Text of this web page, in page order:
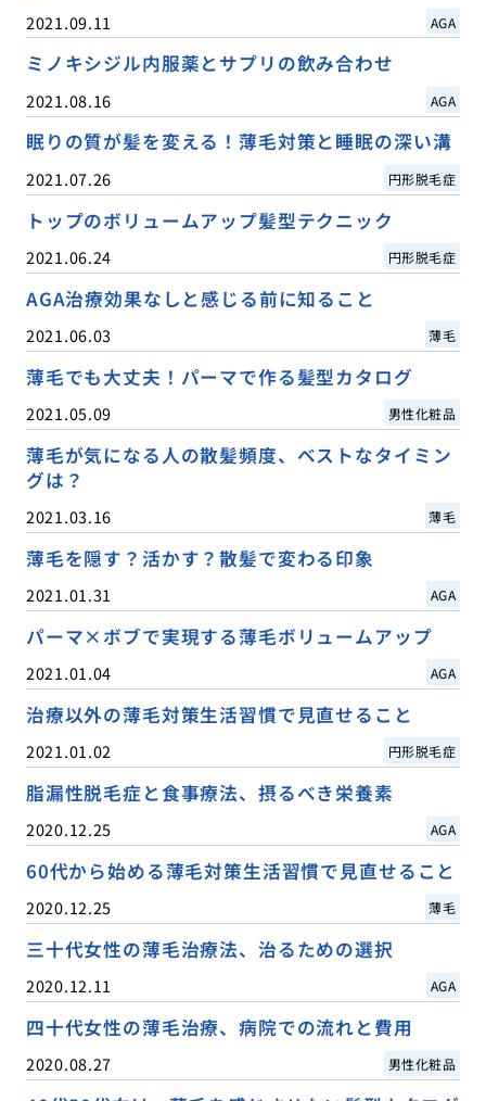
2021.09.11 AGA
ミノキシジル内服薬とサプリの飲み合わせ
2021.08.16 AGA
眠りの質が髪を変える！薄毛対策と睡眠の深い溝
2021.07.26 円形脱毛症
トップのボリュームアップ髪型テクニック
2021.06.24 円形脱毛症
AGA治療効果なしと感じる前に知ること
2021.06.03 薄毛
薄毛でも大丈夫！パーマで作る髪型カタログ
2021.05.09 男性化粧品
薄毛が気になる人の散髪頻度、ベストなタイミン
グは？
2021.03.16 薄毛
薄毛を隠す？活かす？散髪で変わる印象
2021.01.31 AGA
パーマ×ボブで実現する薄毛ボリュームアップ
2021.01.04 AGA
治療以外の薄毛対策生活習慣で見直せること
2021.01.02 円形脱毛症
脂漏性脱毛症と食事療法、摂るべき栄養素
2020.12.25 AGA
60代から始める薄毛対策生活習慣で見直せること
2020.12.25 薄毛
三十代女性の薄毛治療法、治るための選択
2020.12.11 AGA
四十代女性の薄毛治療、病院での流れと費用
2020.08.27 男性化粧品